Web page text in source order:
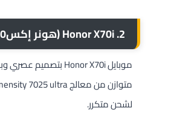
2. Honor X70i (هونر إكس70 أي)
لشحن متكرر.